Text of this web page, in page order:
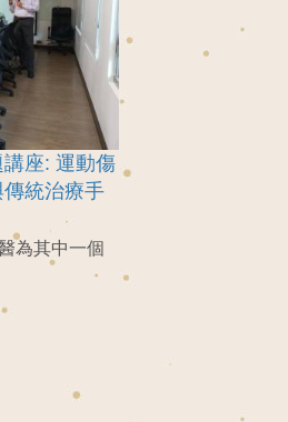
講座: 運動傷
統治療手
為其中一個